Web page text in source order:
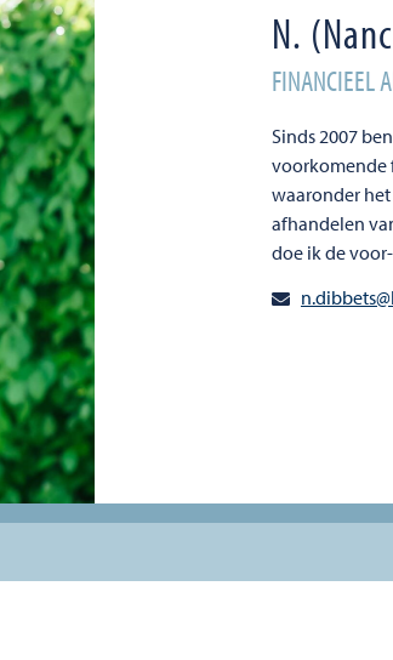
N.
FINANCIEEL
Sinds 2007
voorkomende
waaronder
afhandelen
doe ik de